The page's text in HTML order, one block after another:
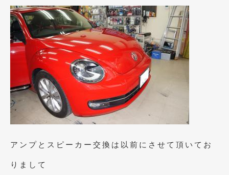
アンプとスピーカー交換は以前にさせて頂いてお
りまして